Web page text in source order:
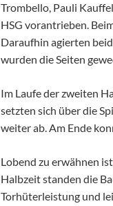
Trombello, Pauli
HSG vorantrieben.
Daraufhin agierten
wurden die Seiten
Im Laufe der zweiten
setzten sich über die
weiter ab. Am Ende
Lobend zu erwähnen
Halbzeit standen die
Torhüterleistung und